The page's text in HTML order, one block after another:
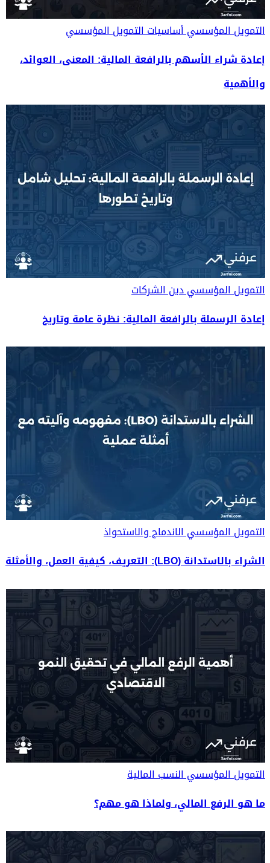
التمويل المؤسسيأساسيات التمويل المؤسسي
إعادة شراء الأسهم بالرافعة المالية: المعنى، العوائد،
والأهمية
التمويل المؤسسيدين الشركات
إعادة الرسملة بالرافعة المالية: نظرة عامة وتاريخ
التمويل المؤسسيالاندماج والاستحواذ
الشراء بالاستدانة (LBO): التعريف، كيفية العمل، والأمثلة
التمويل المؤسسيالنسب المالية
ما هو الرفع المالي، ولماذا هو مهم؟